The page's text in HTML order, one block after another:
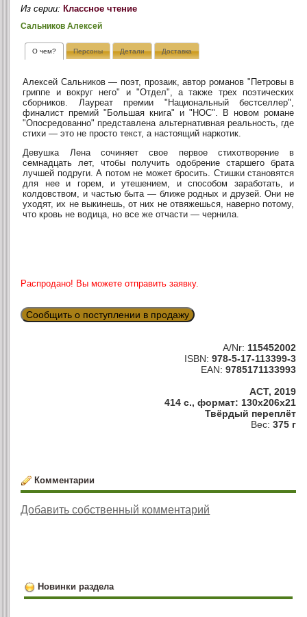
Из серии: Классное чтение
Сальников Алексей
О чем? Персоны Детали Доставка
Алексей Сальников — поэт, прозаик, автор романов "Петровы в
гриппе и вокруг него" и "Отдел", а также трех поэтических
сборников. Лауреат премии "Национальный бестселлер",
финалист премий "Большая книга" и "НОС". В новом романе
"Опосредованно" представлена альтернативная реальность, где
стихи — это не просто текст, а настоящий наркотик.
Девушка Лена сочиняет свое первое стихотворение в
семнадцать лет, чтобы получить одобрение старшего брата
лучшей подруги. А потом не может бросить. Стишки становятся
для нее и горем, и утешением, и способом заработать, и
колдовством, и частью быта — ближе родных и друзей. Они не
уходят, их не выкинешь, от них не отвяжешься, наверно потому,
что кровь не водица, но все же отчасти — чернила.
Распродано! Вы можете отправить заявку.
Сообщить о поступлении в продажу
A/Nr: 115452002
ISBN: 978-5-17-113399-3
EAN: 9785171133993
АСТ, 2019
414 с., формат: 130x206x21
Твёрдый переплёт
Вес: 375 г
Комментарии
Добавить собственный комментарий
Новинки раздела